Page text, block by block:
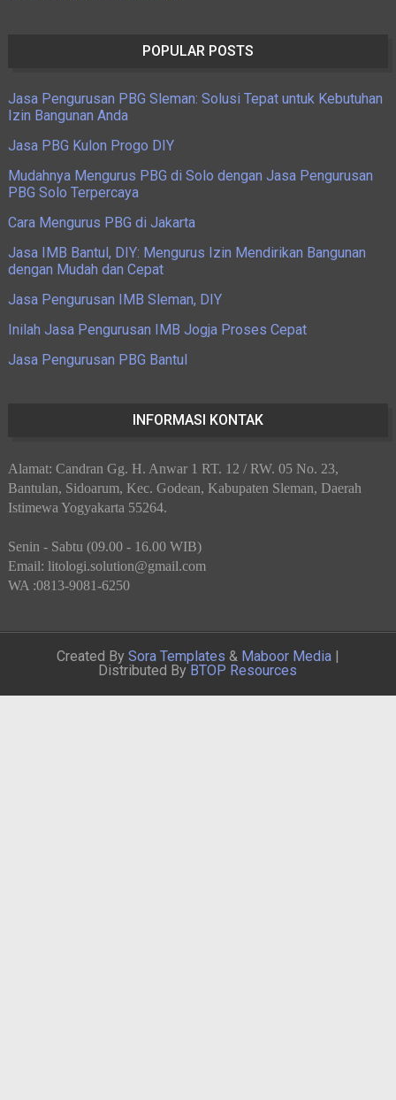
POPULAR POSTS
Jasa Pengurusan PBG Sleman: Solusi Tepat untuk Kebutuhan
Izin Bangunan Anda
Jasa PBG Kulon Progo DIY
Mudahnya Mengurus PBG di Solo dengan Jasa Pengurusan
PBG Solo Terpercaya
Cara Mengurus PBG di Jakarta
Jasa IMB Bantul, DIY: Mengurus Izin Mendirikan Bangunan
dengan Mudah dan Cepat
Jasa Pengurusan IMB Sleman, DIY
Inilah Jasa Pengurusan IMB Jogja Proses Cepat
Jasa Pengurusan PBG Bantul
INFORMASI KONTAK
Alamat: Candran Gg. H. Anwar 1 RT. 12 / RW. 05 No. 23,
Bantulan, Sidoarum, Kec. Godean, Kabupaten Sleman, Daerah
Istimewa Yogyakarta 55264.
Senin - Sabtu (09.00 - 16.00 WIB)
Email: litologi.solution@gmail.com
WA :0813-9081-6250
Created By Sora Templates & Maboor Media|
Distributed By BTOP Resources